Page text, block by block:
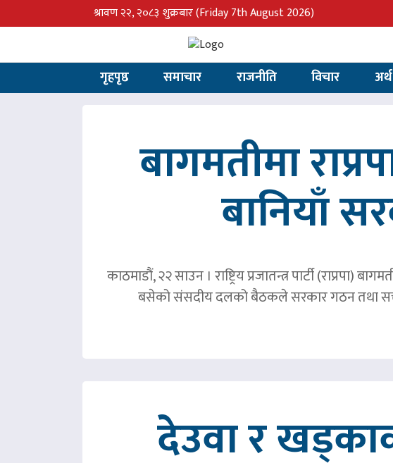
श्रावण २२, २०८३ शुक्रबार(Friday 7th August 2026)
गृहपृष्ठ समाचार राजनीति विचार अर्थ
बागमतीमा
बानियाँ
काठमाडौं, २२ साउन । राष्ट्रिय प्रजातन्त्र पार्टी
बसेको संसदीय दलको बैठकले सरकार गठन तथा
देउवा र